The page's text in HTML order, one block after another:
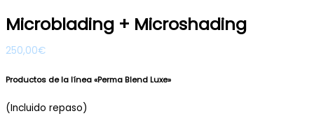
Microblading + Microshading
250,00€
Productos de la línea «Perma Blend Luxe»
(Incluido repaso)